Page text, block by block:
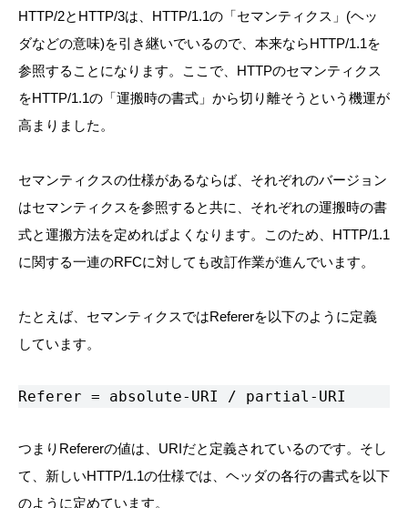
HTTP/2とHTTP/3は、HTTP/1.1の「セマンティクス」(ヘッ
ダなどの意味)を引き継いでいるので、本来ならHTTP/1.1を
参照することになります。ここで、HTTPのセマンティクス
をHTTP/1.1の「運搬時の書式」から切り離そうという機運が
高まりました。
セマンティクスの仕様があるならば、それぞれのバージョン
はセマンティクスを参照すると共に、それぞれの運搬時の書
式と運搬方法を定めればよくなります。このため、HTTP/1.1
に関する一連のRFCに対しても改訂作業が進んでいます。
たとえば、セマンティクスではRefererを以下のように定義
しています。
Referer = absolute-URI / partial-URI
つまりRefererの値は、URIだと定義されているのです。そし
て、新しいHTTP/1.1の仕様では、ヘッダの各行の書式を以下
のように定めています。